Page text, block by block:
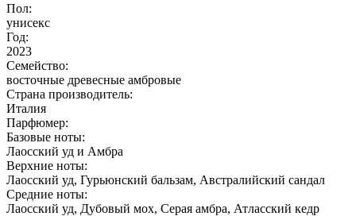
Пол:
унисекс
Год:
2023
Семейство:
восточные древесные амбровые
Страна производитель:
Италия
Парфюмер:
Базовые ноты:
Лаосский уд и Амбра
Верхние ноты:
Лаосский уд, Гурьюнский бальзам, Австралийский сандал
Средние ноты:
Лаосский уд, Дубовый мох, Серая амбра, Атласский кедр